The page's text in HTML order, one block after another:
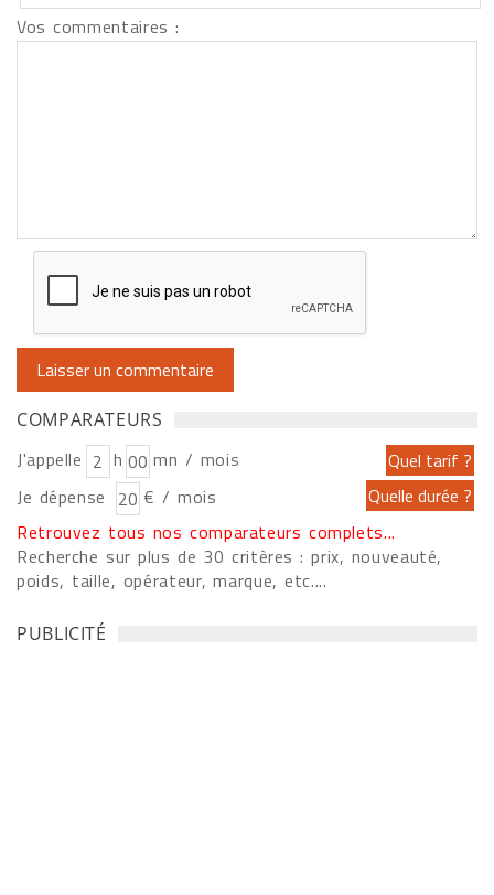
Vos commentaires :
COMPARATEURS
J'appelle h
mn / mois
Je dépense
€ / mois
Retrouvez tous nos comparateurs complets...
Recherche sur plus de 30 critères : prix, nouveauté,
poids, taille, opérateur, marque, etc....
PUBLICITÉ